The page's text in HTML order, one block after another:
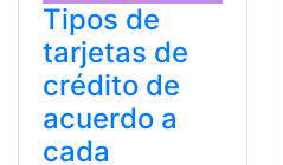
Tipos de
tarjetas de
crédito de
acuerdo a
cada